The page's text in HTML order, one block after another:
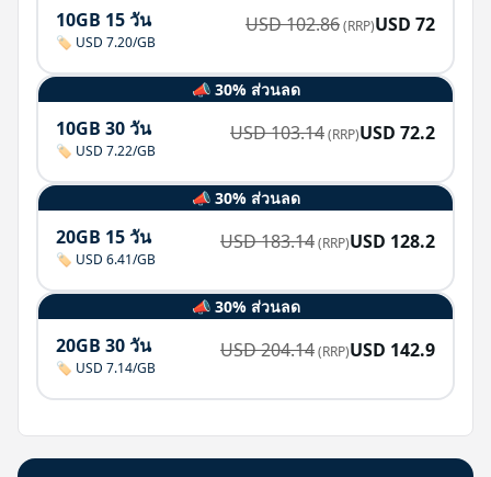
10GB 15 วัน
🏷️ USD 7.20/GB
USD102.86(RRP)USD 72
📣 30% ส่วนลด
10GB 30 วัน
🏷️ USD 7.22/GB
USD103.14(RRP)USD 72.2
📣 30% ส่วนลด
20GB 15 วัน
🏷️ USD 6.41/GB
USD183.14(RRP)USD 128.2
📣 30% ส่วนลด
20GB 30 วัน
🏷️ USD 7.14/GB
USD204.14(RRP)USD 142.9